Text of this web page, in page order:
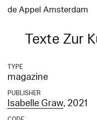
de Appel Amsterdam
Texte Zur
TYPE
magazine
PUBLISHER
Isabelle Graw, 2021